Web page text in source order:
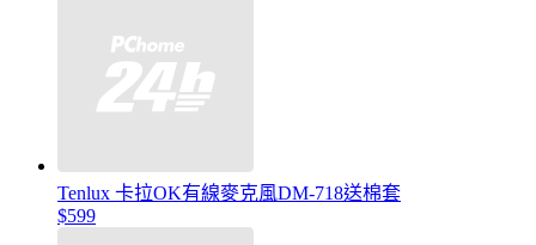
Tenlux 卡拉OK有線麥克風DM-718送棉套
$599